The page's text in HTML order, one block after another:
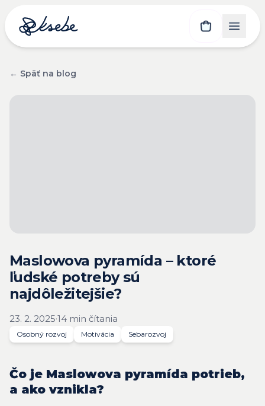
← Späť na blog
Maslowova pyramída – ktoré
ľudské potreby sú
najdôležitejšie?
23. 2. 2025·14 min čítania
Osobný rozvoj Motivácia Sebarozvoj
Čo je Maslowova pyramída potrieb,
a ako vznikla?